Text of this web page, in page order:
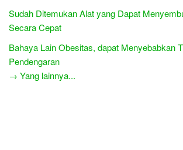
Sudah Ditemukan Alat yang Dapat
Secara Cepat
Bahaya Lain Obesitas, dapat Menyebabkan
Pendengaran
→ Yang lainnya...